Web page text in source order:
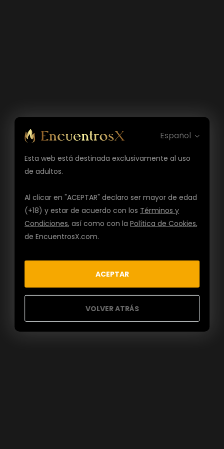
Español
Esta web está destinada exclusivamente al uso
de adultos.
Al clicar en "ACEPTAR" declaro ser mayor de edad
(+18) y estar de acuerdo con los Términos y
Condiciones, así como con laPolítica de Cookies,
de EncuentrosX.com.
ACEPTAR
VOLVER ATRÁS